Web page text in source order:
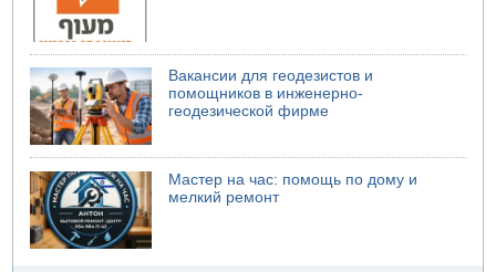
Вакансии для геодезистов и
помощников в инженерно-
геодезической фирме
Мастер на час: помощь по дому и
мелкий ремонт